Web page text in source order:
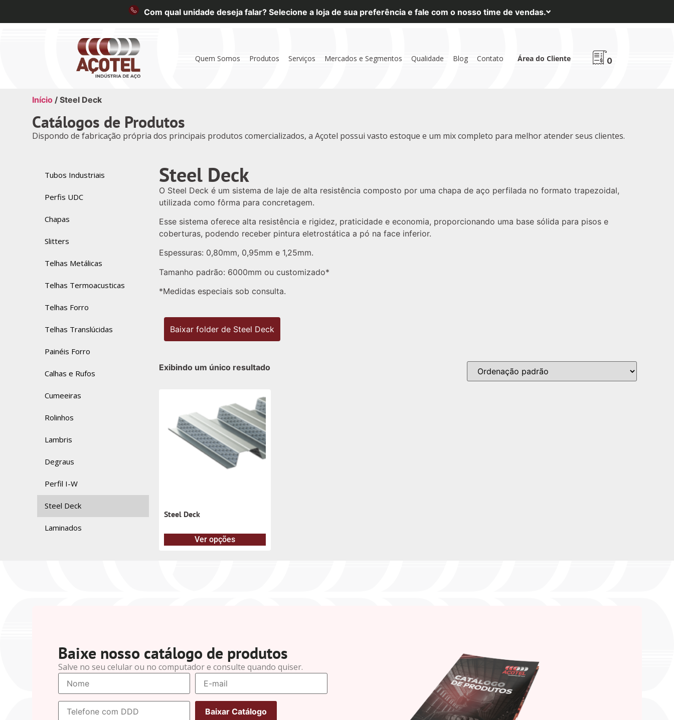
Com qual unidade deseja falar? Selecione a loja de sua preferência e fale com o nosso time de vendas.
Quem Somos Produtos Serviços Mercados e Segmentos Qualidade Blog Contato Área do Cliente 0
Início / Steel Deck
Catálogos de Produtos
Dispondo de fabricação própria dos principais produtos comercializados, a Açotel possui vasto estoque e um mix completo para melhor atender seus clientes.
Tubos Industriais
Perfis UDC
Chapas
Slitters
Telhas Metálicas
Telhas Termoacusticas
Telhas Forro
Telhas Translúcidas
Painéis Forro
Calhas e Rufos
Cumeeiras
Rolinhos
Lambris
Degraus
Perfil I-W
Steel Deck
Laminados
Steel Deck
O Steel Deck é um sistema de laje de alta resistência composto por uma chapa de aço perfilada no formato trapezoidal,
utilizada como fôrma para concretagem.
Esse sistema oferece alta resistência e rigidez, praticidade e economia, proporcionando uma base sólida para pisos e
coberturas, podendo receber pintura eletrostática a pó na face inferior.
Espessuras: 0,80mm, 0,95mm e 1,25mm.
Tamanho padrão: 6000mm ou customizado*
*Medidas especiais sob consulta.
Baixar folder de Steel Deck
Exibindo um único resultado
Steel Deck
Ver opções
Baixe nosso catálogo de produtos
Salve no seu celular ou no computador e consulte quando quiser.